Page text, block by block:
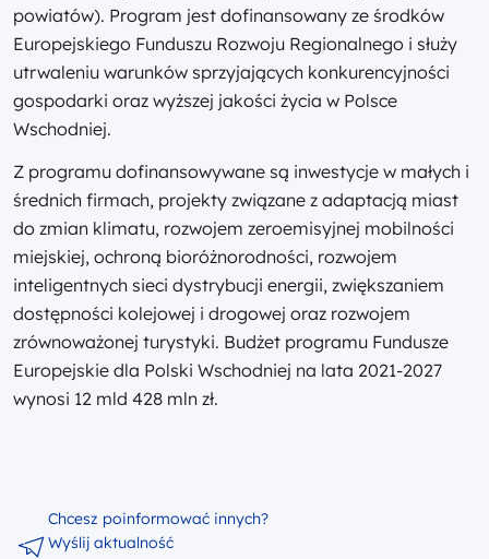
powiatów). Program jest dofinansowany ze środków
Europejskiego Funduszu Rozwoju Regionalnego i służy
utrwaleniu warunków sprzyjających konkurencyjności
gospodarki oraz wyższej jakości życia w Polsce
Wschodniej.
Z programu dofinansowywane są inwestycje w małych i
średnich firmach, projekty związane z adaptacją miast
do zmian klimatu, rozwojem zeroemisyjnej mobilności
miejskiej, ochroną bioróżnorodności, rozwojem
inteligentnych sieci dystrybucji energii, zwiększaniem
dostępności kolejowej i drogowej oraz rozwojem
zrównoważonej turystyki. Budżet programu Fundusze
Europejskie dla Polski Wschodniej na lata 2021-2027
wynosi 12 mld 428 mln zł.
Chcesz poinformować innych?
Wyślij aktualność